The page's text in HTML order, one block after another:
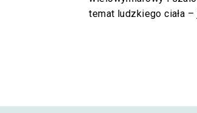
temat ludzkiego ciała